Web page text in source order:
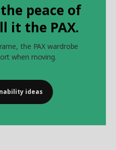
peace of
it the PAX.
the PAX wardrobe
when moving.
ideas